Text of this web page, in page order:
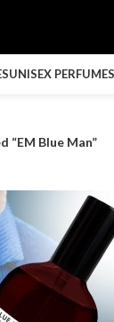
UNISEX PERFUMES
“EM Blue Man”